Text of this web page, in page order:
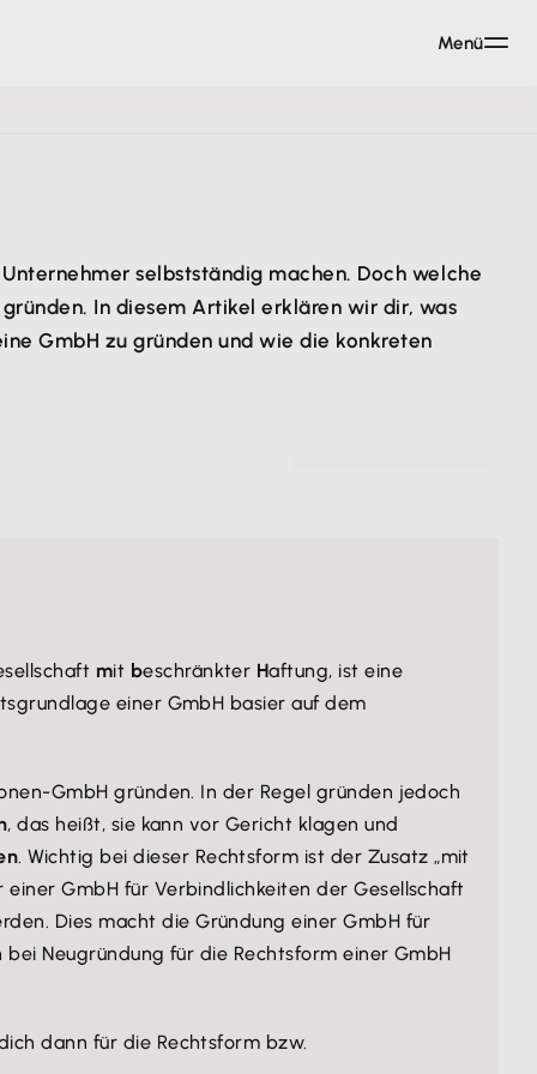
selbstständig machen. Doch welche
In diesem Artikel erklären wir dir, was
GmbH zu gründen und wie die konkreten
mit beschränkter Haftung, ist eine
einer GmbH basier auf dem
GmbH gründen. In der Regel gründen jedoch
, das heißt, sie kann vor Gericht klagen und
. Wichtig bei dieser Rechtsform ist der Zusatz „mit
GmbH für Verbindlichkeiten der Gesellschaft
Dies macht die Gründung einer GmbH für
Neugründung für die Rechtsform einer GmbH
dann für die Rechtsform bzw.
Menü